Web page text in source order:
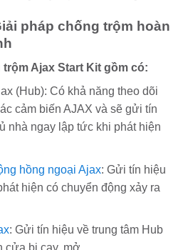
pháp chống trộm hoàn
Ajax Start Kit gồm có:
(Hub): Có khả năng theo dõi
cảm biến AJAX và sẽ gửi tín
nhà ngay lập tức khi phát hiện
hồng ngoại Ajax: Gửi tín hiệu
hiện có chuyển động xảy ra
: Gửi tín hiệu về trung tâm Hub